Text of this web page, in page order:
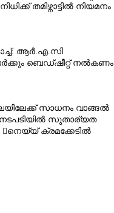
തമിഴ്നാട്ടിൽ നിയമനം
ആർ.എ.സി
ബെഡ്ഷീറ്റ് നൽകണം
സാധനം വാങ്ങൽ
സുതാര്യത
നെയ്യ് ക്രമക്കേടിൽ